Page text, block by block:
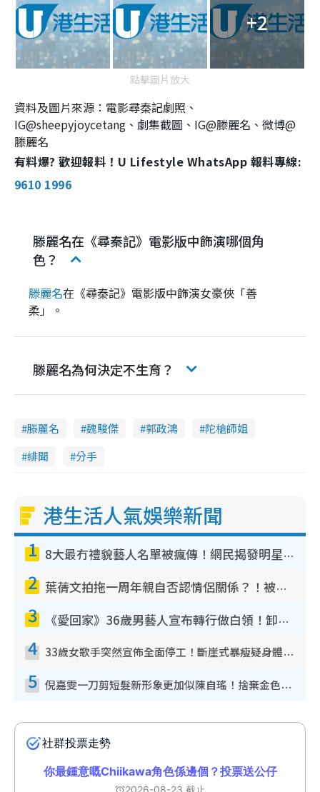
+2
點擊圖片放大
資料及圖片來源：電影尋秦記劇照、
IG@sheepyjoycetang、劇集截圖、IG@滕麗名、微博@
滕麗名
有料爆? 歡迎報料！U Lifestyle WhatsApp 報料專線:
9610 1996
滕麗名在《尋秦記》電影版中飾演哪個角
色？
滕麗名在《尋秦記》電影版中飾演女豪俠「善
柔」。
滕麗名為何決定不生育？
滕麗名 魏駿傑 郭政鴻
陀槍師姐
緋聞
分手
港生活人氣娛樂新聞
1 8大最冇禮貌藝人名單被瘋傳！網民揭發明星真面目 一致數臭呢位係無品天花板？
2 葉蒨文拍拖一周年親自否認情侶關係？！被質疑感情造假竟稱GM「普通同事」
3 《愛回家》36歲男藝人宣布轉行做白領！卸下藝人身份回歸素人平淡生活
4 33歲女歌手突然宣佈全面停工！斷崖式暴瘦疑身體亮紅燈！聲明曝︰將暫時淡出
5 倪嘉雯一刀剪短髮新形象更加似陳自瑤！捨棄金色長髮造型氣質大變超驚喜